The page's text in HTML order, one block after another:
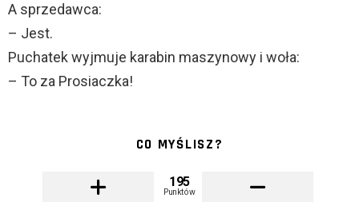
A sprzedawca:
– Jest.
Puchatek wyjmuje karabin maszynowy i woła:
– To za Prosiaczka!
CO MYŚLISZ?
195
Punktów